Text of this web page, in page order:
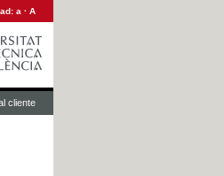
a · A
cliente